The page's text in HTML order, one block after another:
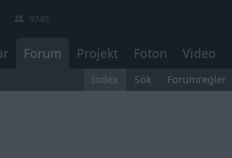
9749
Forum Projekt Foton Video
Index Sök Forumregler